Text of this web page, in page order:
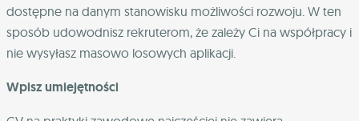
dostępne na danym stanowisku możliwości rozwoju. W ten
sposób udowodnisz rekruterom, że zależy Ci na współpracy i
nie wysyłasz masowo losowych aplikacji.
Wpisz umiejętności